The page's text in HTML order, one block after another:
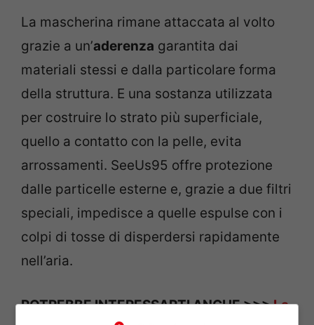
La mascherina rimane attaccata al volto
grazie a un’aderenza garantita dai
materiali stessi e dalla particolare forma
della struttura. E una sostanza utilizzata
per costruire lo strato più superficiale,
quello a contatto con la pelle, evita
arrossamenti. SeeUs95 offre protezione
dalle particelle esterne e, grazie a due filtri
speciali, impedisce a quelle espulse con i
colpi di tosse di disperdersi rapidamente
nell’aria.
POTREBBE INTERESSARTI ANCHE >>>La